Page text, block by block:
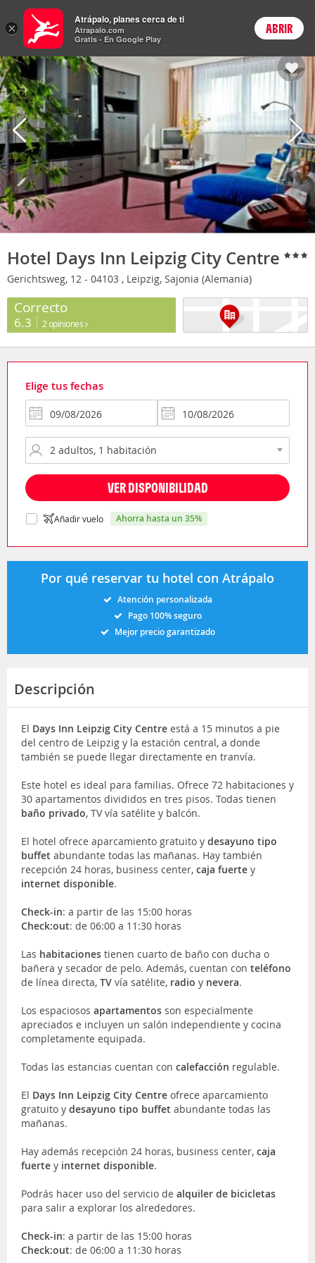
Hoteles Login
Hotel Days Inn Leipzig City Centre
Gerichtsweg, 12 - 04103 , Leipzig, Sajonia (Alemania)
Correcto
6.3 2 opiniones
Elige tus fechas
VER DISPONIBILIDAD
Añadir vuelo ahorra hasta un 35%
Por qué reservar tu hotel con Atrápalo
Atención personalizada
Pago 100% seguro
Mejor precio garantizado
Descripción
El Days Inn Leipzig City Centre está a 15 minutos a pie
del centro de Leipzig y la estación central, a donde
también se puede llegar directamente en tranvía.
Este hotel es ideal para familias. Ofrece 72 habitaciones y
30 apartamentos divididos en tres pisos. Todas tienen
baño privado, TV vía satélite y balcón.
El hotel ofrece aparcamiento gratuito y desayuno tipo
buffet abundante todas las mañanas. Hay también
recepción 24 horas, business center, caja fuerte y
internet disponible.
Check-in: a partir de las 15:00 horas
Check:out: de 06:00 a 11:30 horas
Las habitaciones tienen cuarto de baño con ducha o
bañera y secador de pelo. Además, cuentan con teléfono
de lí­nea directa, TV ví­a satélite, radio y nevera.
Los espaciosos apartamentos son especialmente
apreciados e incluyen un salón independiente y cocina
completamente equipada.
Todas las estancias cuentan con calefacción regulable.
El Days Inn Leipzig City Centre ofrece aparcamiento
gratuito y desayuno tipo buffet abundante todas las
mañanas.
Hay además recepción 24 horas, business center, caja
fuerte y internet disponible.
Podrás hacer uso del servicio de alquiler de bicicletas
para salir a explorar los alrededores.
Check-in: a partir de las 15:00 horas
Check:out: de 06:00 a 11:30 horas
×
Atrápalo, planes cerca de ti
Atrapalo.com
Gratis - En Google Play
ABRIR